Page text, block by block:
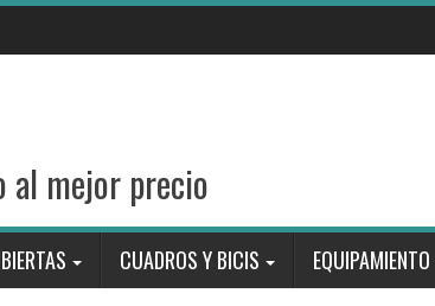
al mejor precio
CUADROS Y BICIS EQUIPAMIENTO